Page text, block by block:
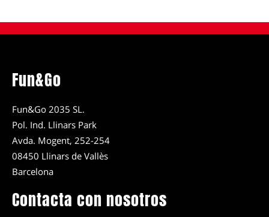
Fun&Go
Fun&Go 2035 SL.
Pol. Ind. Llinars Park
Avda. Mogent, 252-254
08450 Llinars de Vallès
Barcelona
Contacta con nosotros